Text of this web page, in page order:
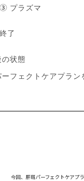
プラズマ
了
の状態
フェクトケアプラン
今回、肝斑パーフェクトケアプ